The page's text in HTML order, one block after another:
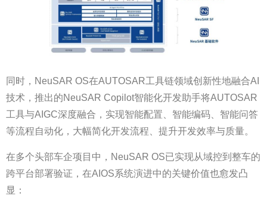
同时，NeuSAR OS在AUTOSAR工具链领域创新性地融合AI
技术，推出的NeuSAR Copilot智能化开发助手将AUTOSAR
工具与AIGC深度融合，实现智能配置、智能编码、智能问答
等流程自动化，大幅简化开发流程、提升开发效率与质量。
在多个头部车企项目中，NeuSAR OS已实现从域控到整车的
跨平台部署验证，在AIOS系统演进中的关键价值也愈发凸
显：